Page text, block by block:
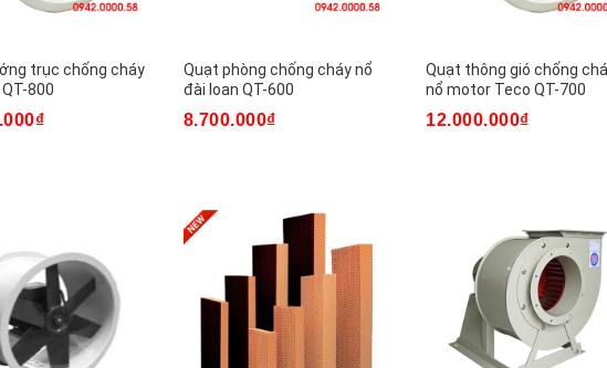
trục chống cháy
800
Quạt phòng chống cháy nổ
đài loan QT-600
8.700.000₫
Quạt thông gió chống
nổ motor Teco QT-700
12.000.000₫